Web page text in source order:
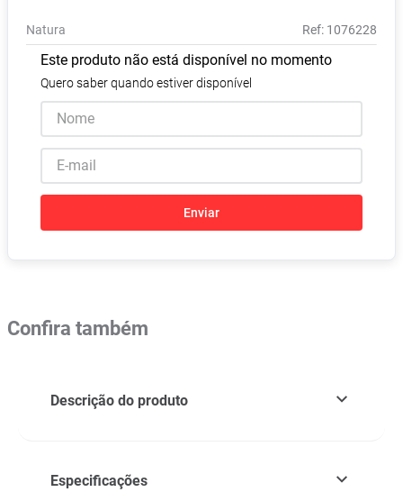
Natura : 1076228
Este produto não está disponível no momento
Quero saber quando estiver disponível
Enviar
Confira também
Descrição do produto
Especificações
8º
9º Lavitan
10º Vitamina D